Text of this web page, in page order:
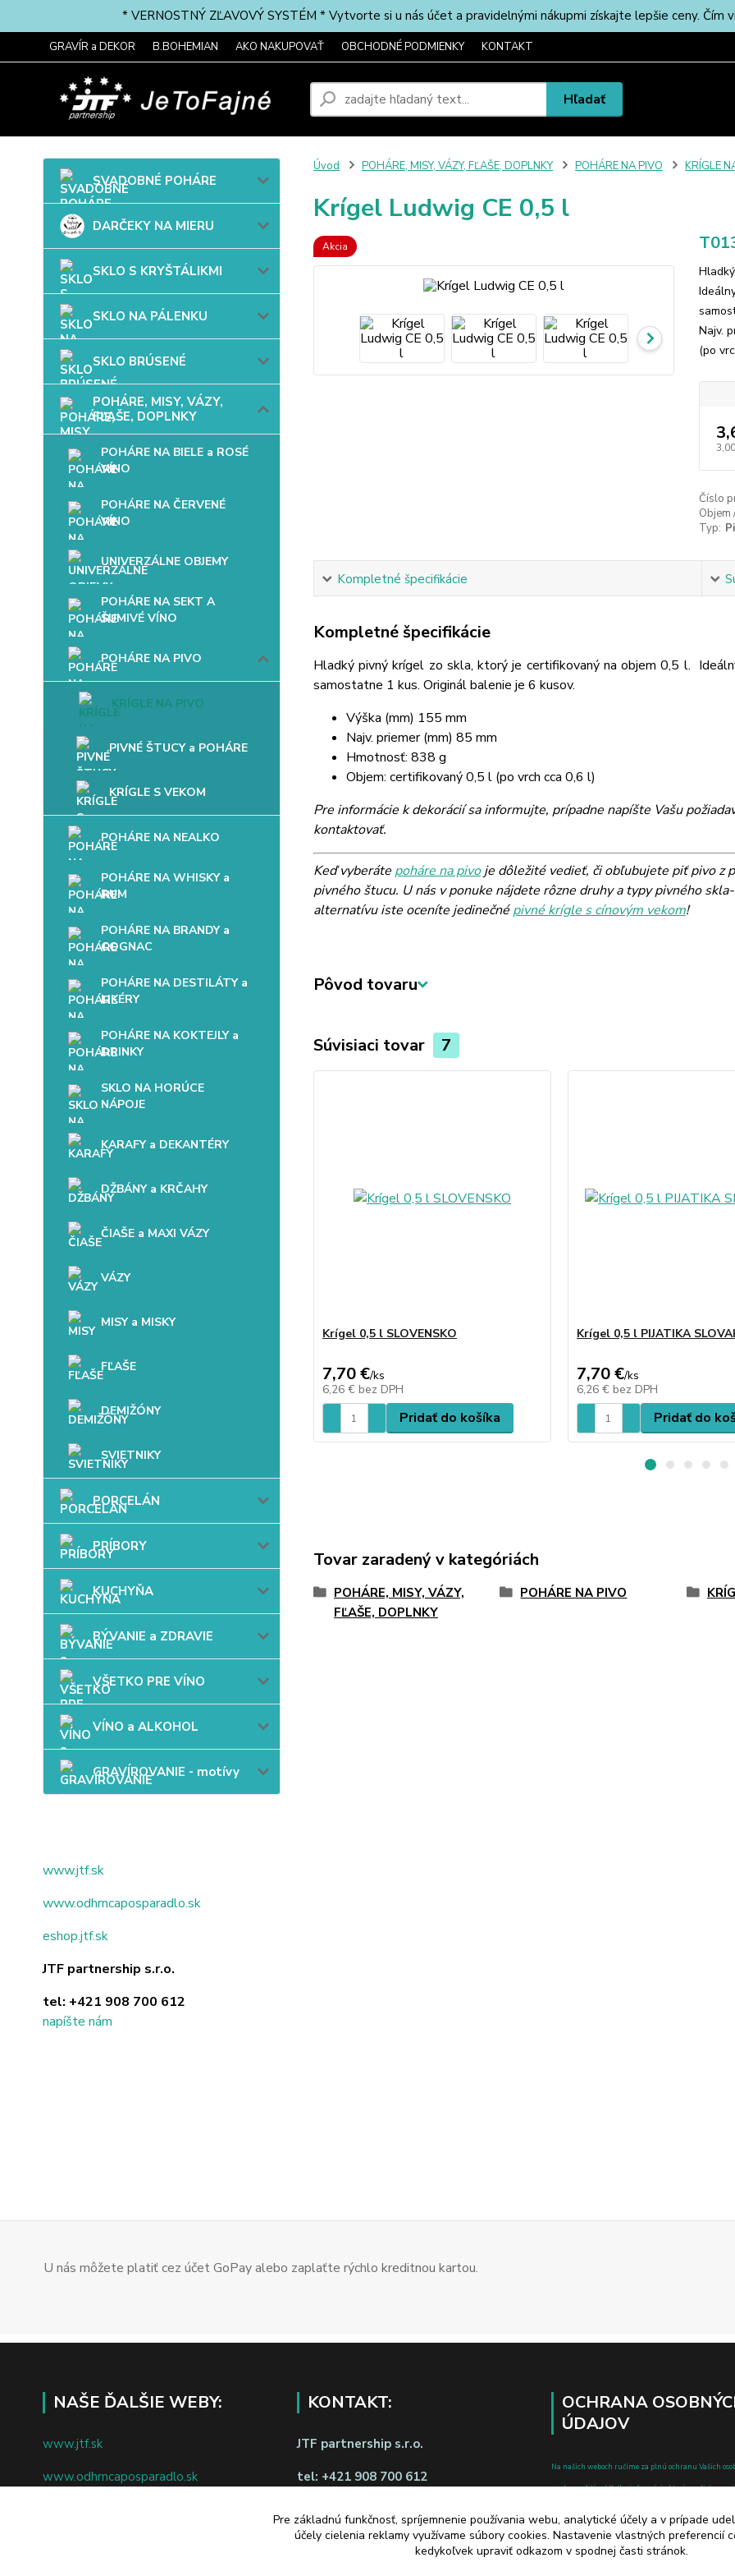
* VERNOSTNÝ ZĽAVOVÝ SYSTÉM * Vytvorte si u nás účet a pravidelnými nákupmi získajte lepšie ceny. Čím
GRAVÍR a DEKOR B.BOHEMIAN AKO NAKUPOVAŤ OBCHODNÉ PODMIENKY KONTAKT
Hľadať
SVADOBNÉ POHÁRE
DARČEKY NA MIERU
SKLO S KRYŠTÁLIKMI
SKLO NA PÁLENKU
SKLO BRÚSENÉ
POHÁRE, MISY, VÁZY,
FĽAŠE, DOPLNKY
POHÁRE NA BIELE a ROSÉ
VÍNO
POHÁRE NA ČERVENÉ
VÍNO
UNIVERZÁLNE OBJEMY
POHÁRE NA SEKT A
ŠUMIVÉ VÍNO
POHÁRE NA PIVO
KRÍGLE NA PIVO
PIVNÉ ŠTUCY a POHÁRE
KRÍGLE S VEKOM
POHÁRE NA NEALKO
POHÁRE NA WHISKY a
RUM
POHÁRE NA BRANDY a
COGNAC
POHÁRE NA DESTILÁTY a
LIKÉRY
POHÁRE NA KOKTEJLY a
DRINKY
SKLO NA HORÚCE
NÁPOJE
KARAFY a DEKANTÉRY
DŽBÁNY a KRČAHY
ČIAŠE a MAXI VÁZY
VÁZY
MISY a MISKY
FĽAŠE
DEMIŽÓNY
SVIETNIKY
PORCELÁN
PRÍBORY
KUCHYŇA
BÝVANIE a ZDRAVIE
VŠETKO PRE VÍNO
VÍNO a ALKOHOL
GRAVÍROVANIE - motívy
www.jtf.sk
www.odhrncaposparadlo.sk
eshop.jtf.sk
JTF partnership s.r.o.
tel: +421 908 700 612
napíšte nám
Úvod POHÁRE, MISY, VÁZY, FĽAŠE, DOPLNKY POHÁRE NA PIVO KRÍGLE
Krígel Ludwig CE 0,5 l
Akcia
Najv.
(po
Číslo
Objem
Typ:
Kompletné špecifikácie
Kompletné špecifikácie
Hladký pivný krígel zo skla, ktorý je certifikovaný na objem 0,5 l.
samostatne 1 kus. Originál balenie je 6 kusov.
Výška (mm) 155 mm
Najv. priemer (mm) 85 mm
Hmotnosť: 838 g
Objem: certifikovaný 0,5 l (po vrch cca 0,6 l)
Pre informácie k dekorácií sa informujte, prípadne napíšte Vašu
kontaktovať.
Keď vyberáte poháre na pivoje dôležité vedieť, či obľubujete piť pivo z
pivného štucu. U nás v ponuke nájdete rôzne druhy a typy pivného
alternatívu iste oceníte jedinečnépivné krígle s cínovým vekom!
Pôvod tovaru
Súvisiaci tovar 7
Krígel 0,5 l SLOVENSKO
7,70 €/ks
6,26 € bez DPH
Pridať do košíka
Krígel 0,5 l PIJATIKA
7,70 €/ks
6,26 € bez DPH
Pridať do
Tovar zaradený v kategóriách
POHÁRE, MISY, VÁZY,
FĽAŠE, DOPLNKY
POHÁRE NA PIVO
U nás môžete platiť cez účet GoPay alebo zaplaťte rýchlo kreditnou kartou.
NAŠE ĎALŠIE WEBY:
www.jtf.sk
www.odhrncaposparadlo.sk
KONTAKT:
JTF partnership s.r.o.
tel: +421 908 700 612
napíšte nám
Odstúpiť od zmluvy tu
OCHRANA
ÚDAJOV
Na našich weboch ručíme za plnú ochranu Vašich
pred zneužitím. Všetky informácie, ktoré uvediete o
a o zmene a doplnení niektorých zákonov.
Pre základnú funkčnosť, spríjemnenie používania webu, analytické účely a v prípade
účely cielenia reklamy využívame súbory cookies. Nastavenie vlastných preferencií
kedykoľvek upraviť odkazom v spodnej časti stránok.